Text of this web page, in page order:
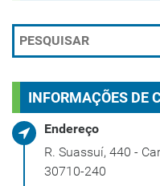
INFORMAÇÕES DE
Endereço
R. Suassuí, 440 -
30710-240